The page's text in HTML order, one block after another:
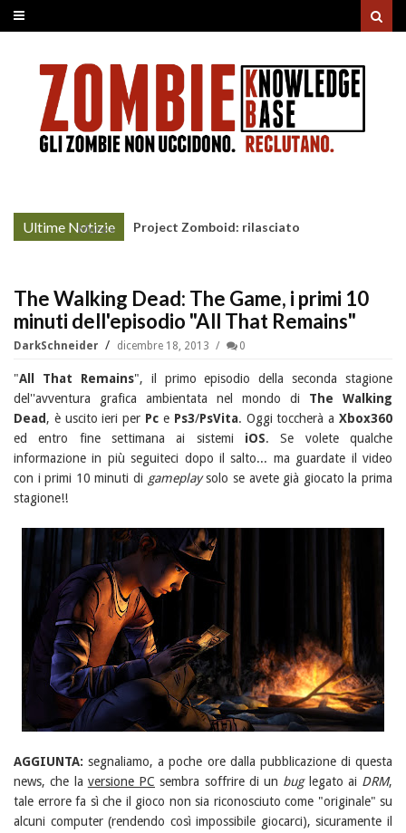
Ultime Notizie
More »
Project Zomboid: rilasciato
The Walking Dead: The Game, i primi 10
minuti dell'episodio "All That Remains"
DarkSchneider dicembre 18, 2013 0
"All That Remains", il primo episodio della seconda stagione
del''avventura grafica ambientata nel mondo di The Walking
Dead, è uscito ieri per Pc e Ps3/PsVita. Oggi toccherà aXbox360
ed entro fine settimana ai sistemi iOS. Se volete qualche
informazione in più seguiteci dopo il salto... ma guardate il video
con i primi 10 minuti di gameplaysolo se avete già giocato la prima
stagione!!
AGGIUNTA: segnaliamo, a poche ore dalla pubblicazione di questa
news, che la versione PC sembra soffrire di un buglegato ai DRM,
tale errore fa sì che il gioco non sia riconosciuto come "originale" su
alcuni computer (rendendo così impossibile giocarci), sicuramente il